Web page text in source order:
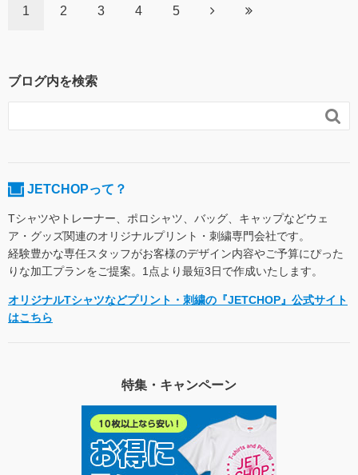
1 2 3 4 5
ブログ内を検索

JETCHOPって？
Tシャツやトレーナー、ポロシャツ、バッグ、キャップなどウェ
ア・グッズ関連のオリジナルプリント・刺繍専門会社です。
経験豊かな専任スタッフがお客様のデザイン内容やご予算にぴった
りな加工プランをご提案。1点より最短3日で作成いたします。
オリジナルTシャツなどプリント・刺繍の『JETCHOP』公式サイト
はこちら
特集・キャンペーン